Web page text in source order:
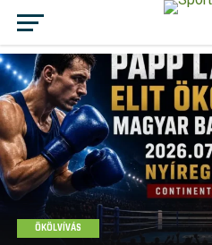
ÖKÖLVÍVÁS